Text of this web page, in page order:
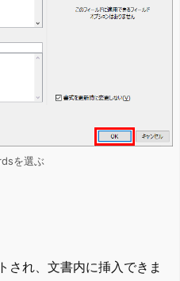
を選ぶ
され、文書内に挿入できま